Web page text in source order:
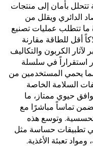
تتحلل بأمان إلى منتجات
الدائري ويقلل من
ما تتطلب عمليات تصنيع
أقل للطاقة مقارنة
لآثار الكربون والتكاليف
استقراراً في سلسلة
مما يحمي المستخدمين من
السلامة الخاصة
حيوي ممتاز، ما
تماساً مباشرًا مع
تحسسية. وتوسع هذه
تطبيقات حساسة مثل
تعبئة الأغذية.